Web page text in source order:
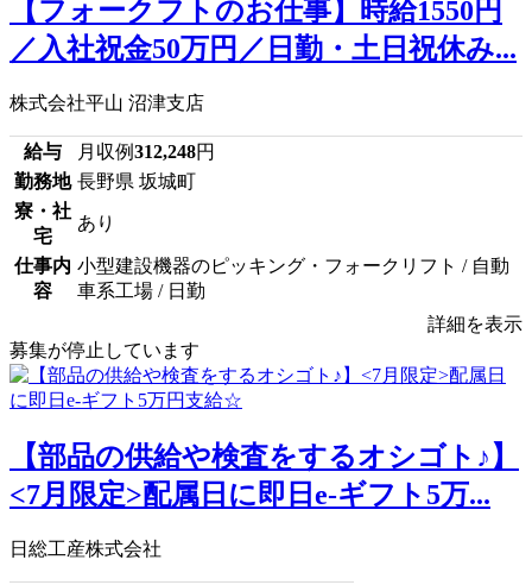
【フォークフトのお仕事】時給1550円
／入社祝金50万円／日勤・土日祝休み...
株式会社平山 沼津支店
給与 月収例312,248円
勤務地 長野県 坂城町
寮・社
宅
あり
仕事内
容
小型建設機器のピッキング・フォークリフト / 自動
車系工場 / 日勤
詳細を表示
募集が停止しています
【部品の供給や検査をするオシゴト♪】
<7月限定>配属日に即日e-ギフト5万...
日総工産株式会社